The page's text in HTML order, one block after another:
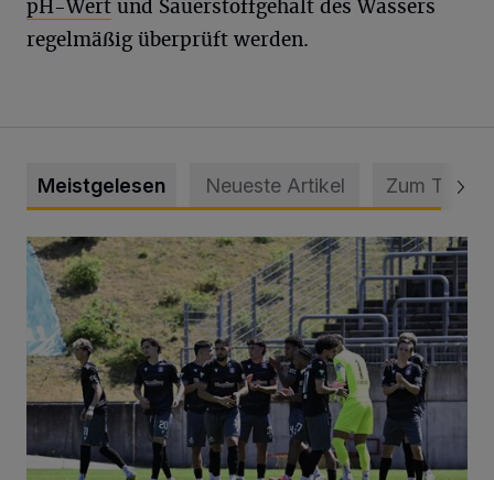
pH-Wert und Sauerstoffgehalt des Wassers
regelmäßig überprüft werden.
Meistgelesen Neueste Artikel Zum Thema
Liveticker: Wuppertaler SV – SpVg. Schonnebeck